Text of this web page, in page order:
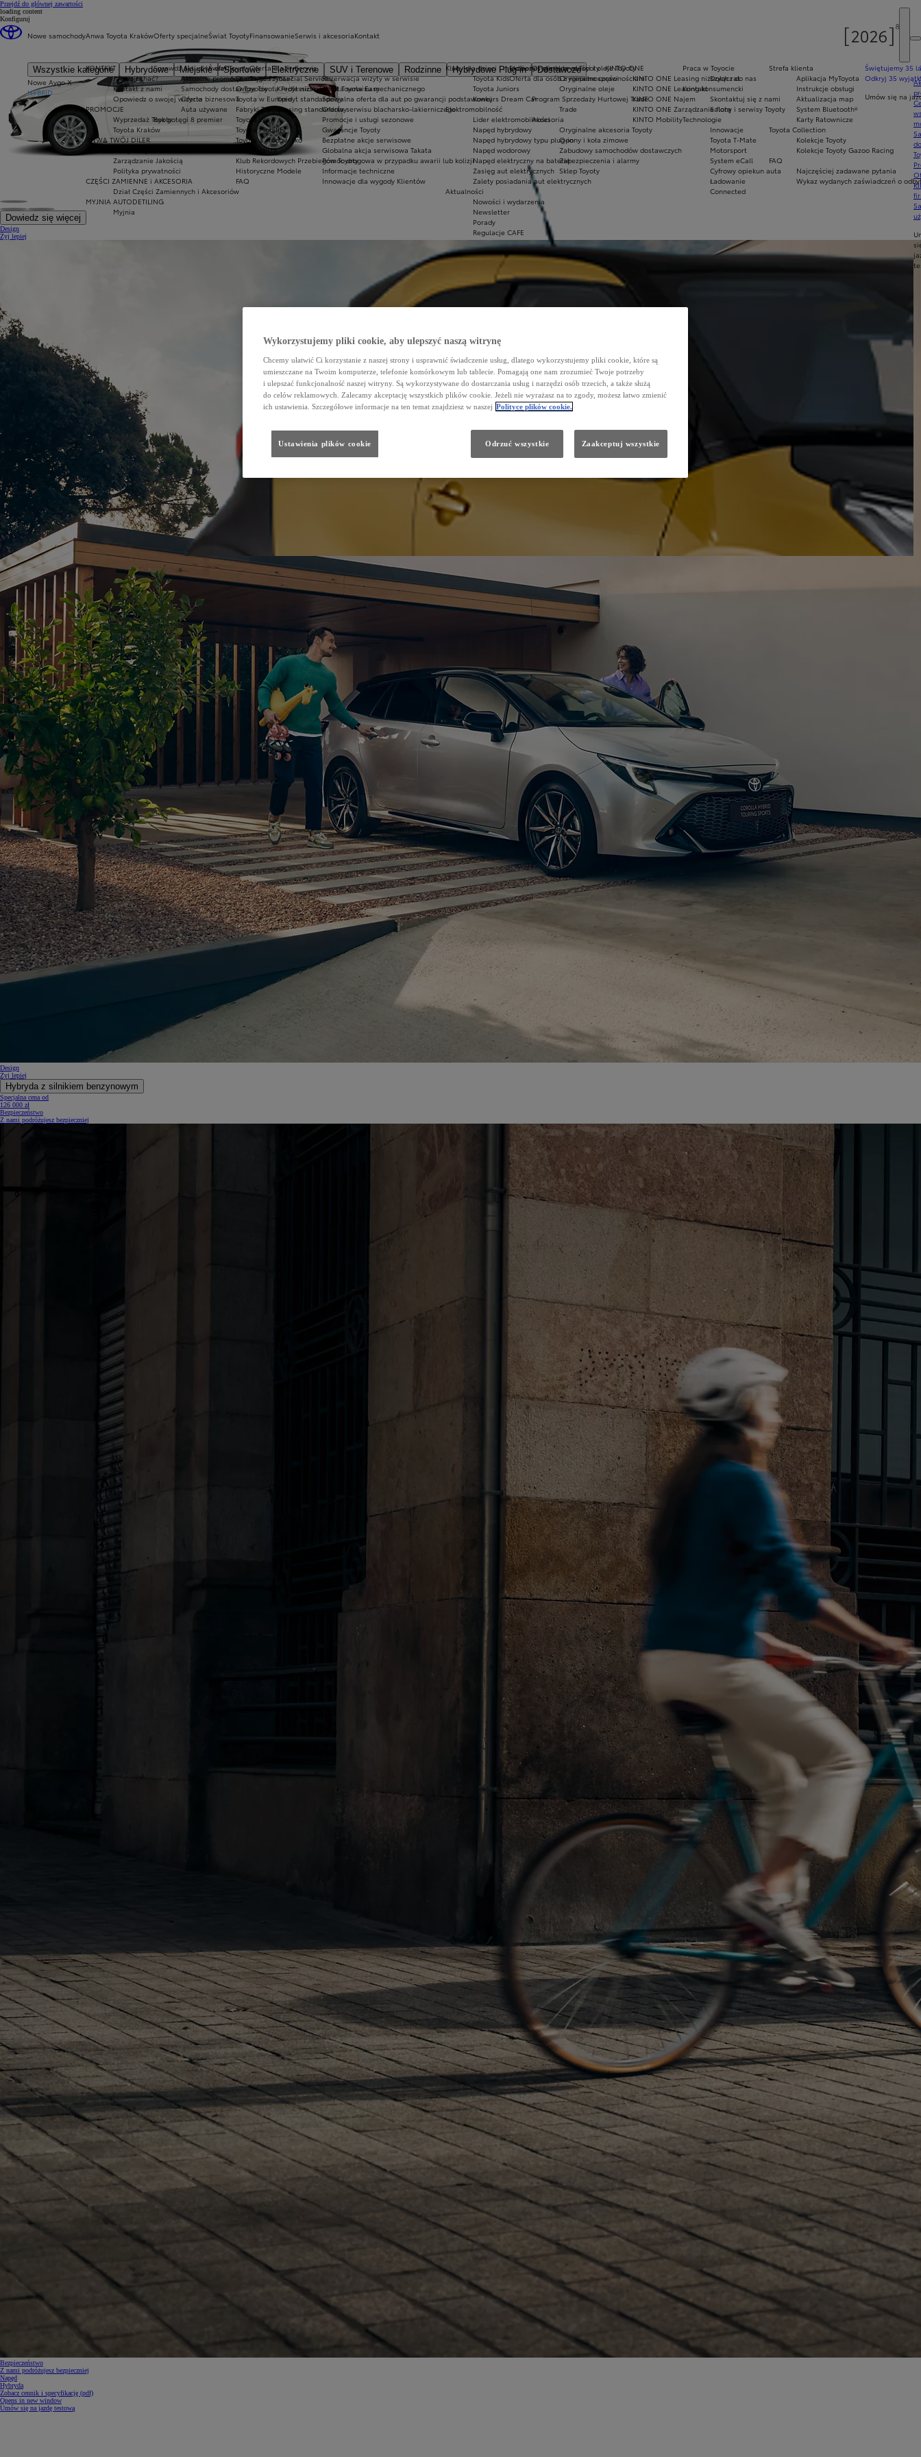
Przejdź do głównej zawartości
Nowe samochody
Wszystkie kategorie Hybrydowe Miejskie Sportowe Elektryczne SUV i Terenowe Rodzinne Hybrydowe Plug-in
Dostawcze
Nowe Aygo X
HYBRID
Corolla Hatchback
Anwa Toyota Kraków
KONTAKT
Jak dojechać?
Kontakt z nami
Opowiedz o swojej wizycie
PROMOCJE
Wyprzedaż Toyoty
Toyota Kraków
ANWA TWÓJ DILER
Zarządzanie Jakością
Polityka prywatności
CZĘŚCI ZAMIENNE i AKCESORIA
Dział Części Zamiennych i Akcesoriów
MYJNIA AUTODETILING
Myjnia
Oferty specjalne
Sprawdź aktualne oferty
Aktualne promocje
Samochody dostawcze Toyota Professional
Oferta biznesowa
Auta używane
Rok potęgi 8 premier
Ekobonus dla hybryd Toyoty
Oferta dla osób z niepełnosprawnościami
Świętujemy 35
Odkryj 35
Umów się na
Świat Toyoty
Świat Toyoty
Dlaczego Toyota?
O Toyocie
Toyota w Europie
Fabryki Toyoty
Toyota Way
Toyota Mobility
Toyota a środowisko
Norma WLTP
Klub Rekordowych Przebiegów Toyoty
Historyczne Modele
FAQ
Kluby dla dzieci i młodzieży
Toyota Kids
Toyota Juniors
Konkurs Dream Car
Elektromobilność
Lider elektromobilności
Napęd hybrydowy
Napęd hybrydowy typu plug-in
Napęd wodorowy
Napęd elektryczny na baterię
Zasięg aut elektrycznych
Zalety posiadania aut elektrycznych
Aktualności
Nowości i wydarzenia
Newsletter
Porady
Regulacje CAFE
Praca w Toyocie
Dołącz do nas
Kontakt
Skontaktuj się z nami
Salony i serwisy Toyoty
Technologie
Innowacje
Toyota T-Mate
Motorsport
System eCall
Cyfrowy opiekun auta
Ładowanie
Connected
Finansowanie
Oferta dla firm
Toyota Financial Services
Kredyt niższych rat Toyota Easy
Kredyt standardowy
Leasing standardowy
KINTO ONE
KINTO ONE Leasing niższych rat
KINTO ONE Leasing konsumencki
KINTO ONE Najem
KINTO ONE Zarządzanie flotą
KINTO Mobility
Serwis i akcesoria
Serwis
Rezerwacja wizyty w serwisie
Oferta serwisu mechanicznego
Specjalna oferta dla aut po gwarancji podstawowej
Oferta serwisu blacharsko-lakierniczego
Promocje i usługi sezonowe
Gwarancje Toyoty
Bezpłatne akcje serwisowe
Globalna akcja serwisowa Takata
Pomoc drogowa w przypadku awarii lub kolizji
Informacje techniczne
Innowacje dla wygody Klientów
Oryginalne części i oleje Toyoty
Oryginalne części
Oryginalne oleje
Program Sprzedaży Hurtowej Trade
Trade
Akcesoria
Oryginalne akcesoria Toyoty
Opony i koła zimowe
Zabudowy samochodów dostawczych
Zabezpieczenia i alarmy
Sklep Toyoty
Strefa klienta
Aplikacja MyToyota
Instrukcje obsługi
Aktualizacja map
System Bluetooth®
Karty Ratownicze
Toyota Collection
Kolekcje Toyoty
Kolekcje Toyoty Gazoo Racing
FAQ
Najczęściej zadawane pytania
Wykaz wydanych zaświadczeń o
Kontakt
loading content
Konfiguruj
Dowiedz się więcej
Design
Żyj lepiej
Design
Żyj lepiej
Hybryda z silnikiem benzynowym
Specjalna cena od
126 000 zł
Bezpieczeństwo
Z nami podróżujesz bezpieczniej
Bezpieczeństwo
Z nami podróżujesz bezpieczniej
Napęd
Hybryda
Zobacz cennik i specyfikację (pdf)
Opens in new window
Umów się na jazdę testową
Wykorzystujemy pliki cookie, aby ulepszyć naszą witrynę
Chcemy ułatwić Ci korzystanie z naszej strony i usprawnić świadczenie usług, dlatego wykorzystujemy pliki cookie, które są
umieszczane na Twoim komputerze, telefonie komórkowym lub tablecie. Pomagają one nam zrozumieć Twoje potrzeby
i ulepszać funkcjonalność naszej witryny. Są wykorzystywane do dostarczania usług i narzędzi osób trzecich, a także służą
do celów reklamowych. Zalecamy akceptację wszystkich plików cookie. Jeżeli nie wyrażasz na to zgody, możesz łatwo zmienić
ich ustawienia. Szczegółowe informacje na ten temat znajdziesz w naszej Polityce plików cookie.
Ustawienia plików cookie Odrzuć wszystkie Zaakceptuj wszystkie